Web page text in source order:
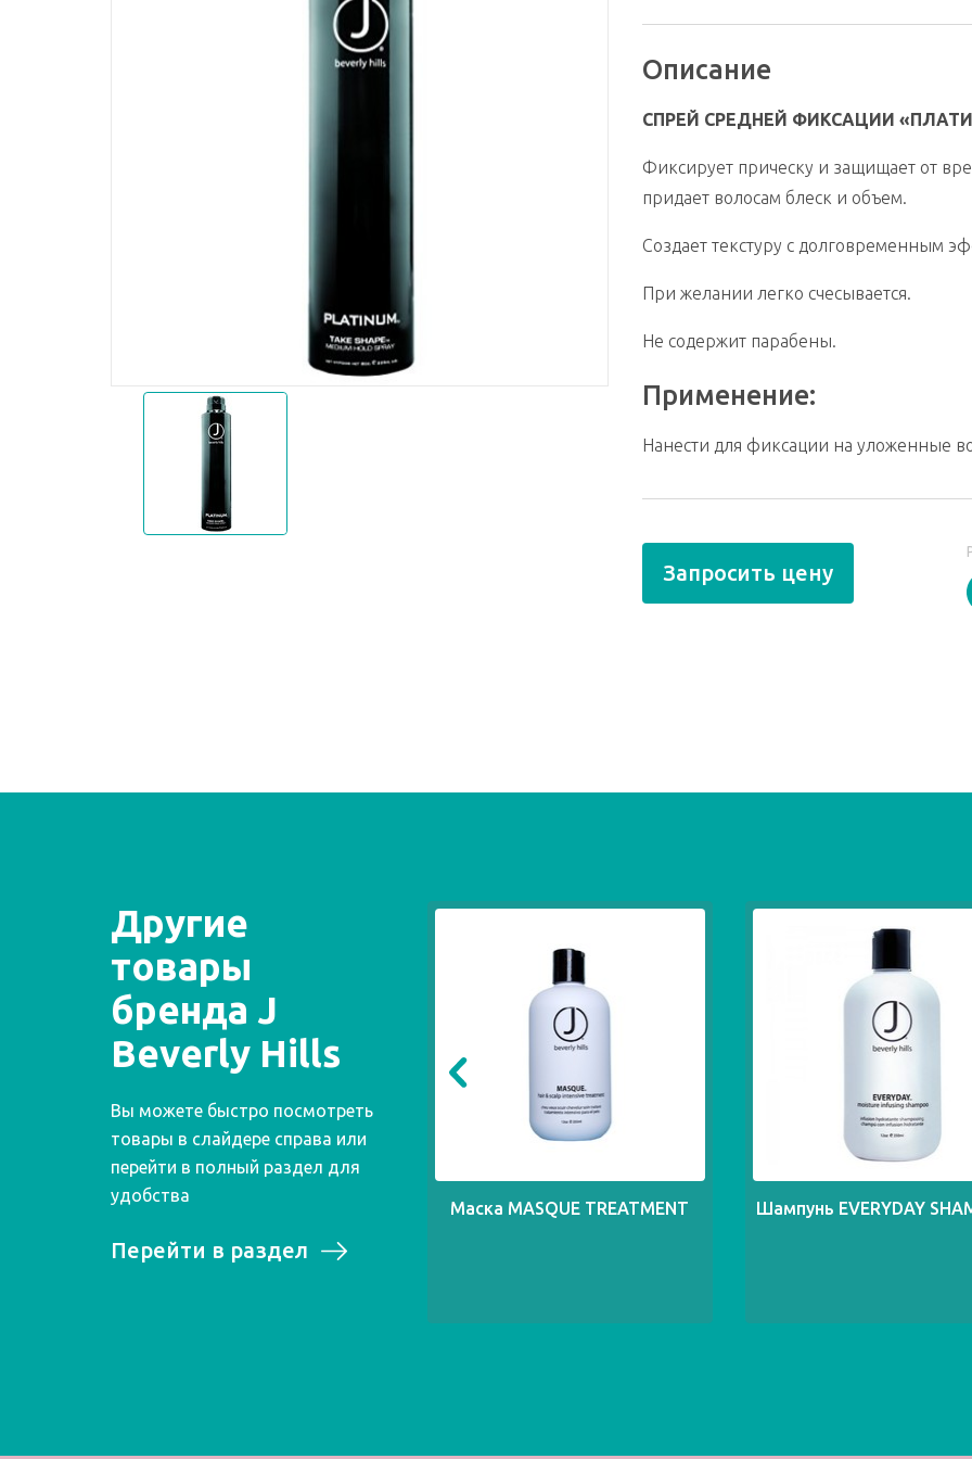
Описание
СПРЕЙ СРЕДНЕЙ ФИКСАЦИИ
Фиксирует прическу и защищает от
придает волосам блеск и объем.
Создает текстуру с долговременным
При желании легко счесывается.
Не содержит парабены.
Применение:
Нанести для фиксации на уложенные
Запросить цену
Другие
товары
бренда J
Beverly Hills
Вы можете быстро посмотреть
товары в слайдере справа или
перейти в полный раздел для
удобства
Перейти в раздел
Маска MASQUE TREATMENT Шампунь EVERYDAY